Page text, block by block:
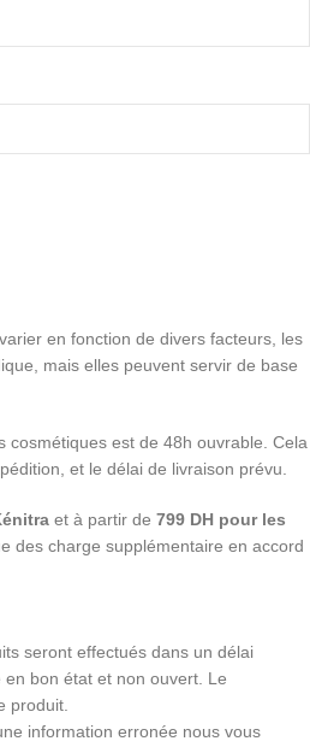
en fonction de divers facteurs, les
mais elles peuvent servir de base
cosmétiques est de 48h ouvrable. Cela
et le délai de livraison prévu.
et à partir de 799 DH pour les
des charge supplémentaire en accord
seront effectués dans un délai
bon état et non ouvert. Le
produit.
information erronée nous vous